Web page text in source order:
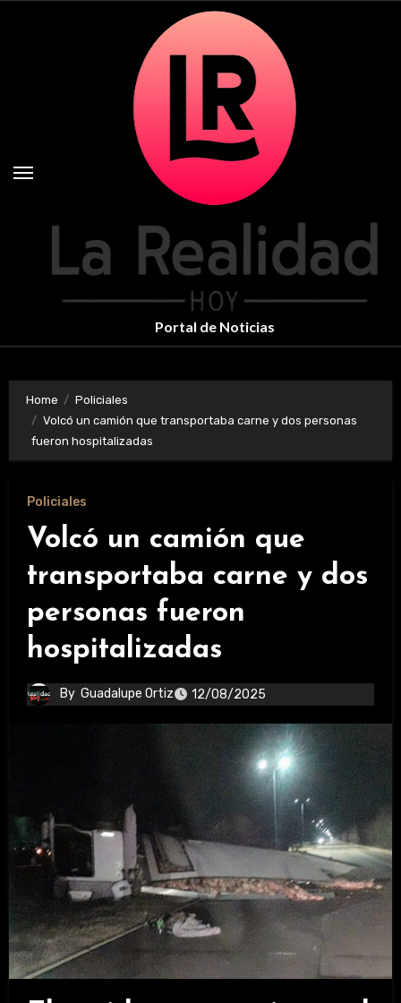
Portal de Noticias
Home
Policiales
Volcó un camión que transportaba carne y dos personas
fueron hospitalizadas
Policiales
Volcó un camión que
transportaba carne y dos
personas fueron
hospitalizadas
By Guadalupe Ortiz 12/08/2025